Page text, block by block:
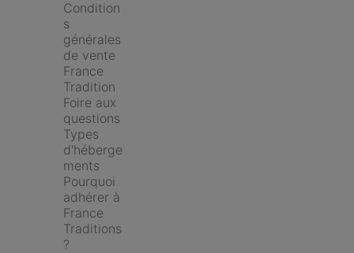
Condition
s
générales
de vente
France
Tradition
Foire aux
questions
Types
d'héberge
ments
Pourquoi
adhérer à
France
Traditions
?